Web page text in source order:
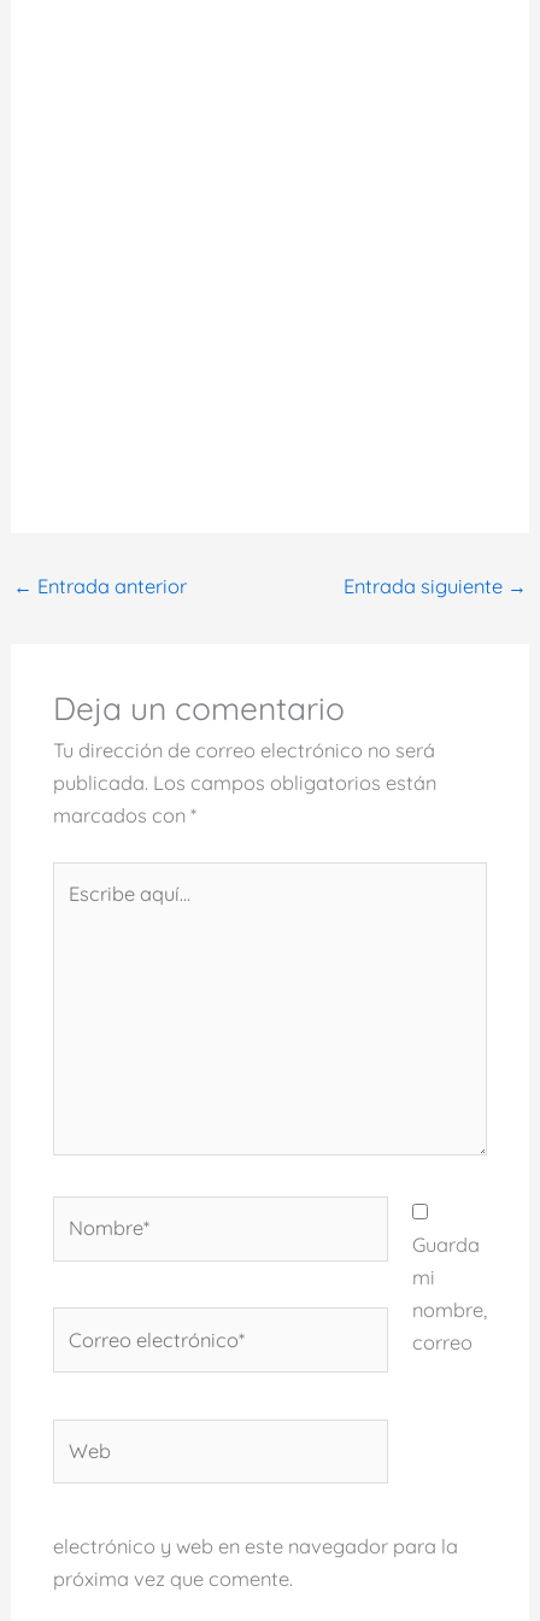
← Entrada anterior Entrada siguiente →
Deja un comentario
Tu dirección de correo electrónico no será
publicada. Los campos obligatorios están
marcados con *
aquí...
electrónico*
Guarda
mi
nombre,
correo
electrónico y web en este navegador para la
próxima vez que comente.